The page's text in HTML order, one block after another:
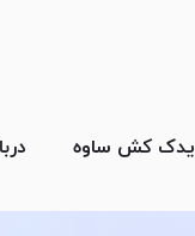
یدک کش ساوه